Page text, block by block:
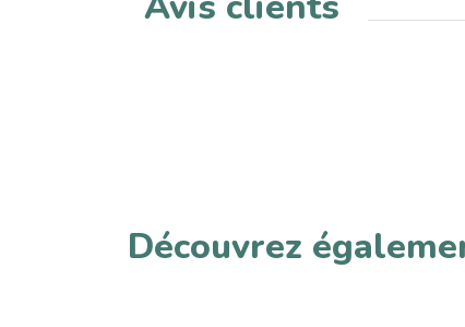
Découvrez